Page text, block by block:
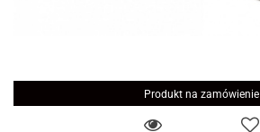
Produkt na zamówienie